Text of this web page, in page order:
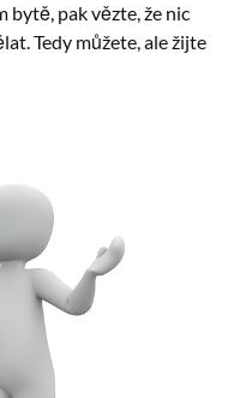
bytě, pak vězte, že nic
Tedy můžete, ale žijte